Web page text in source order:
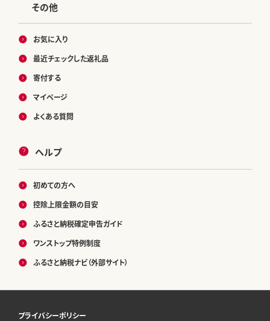
その他
お気に入り
最近チェックした返礼品
寄付する
マイページ
よくある質問
ヘルプ
初めての方へ
控除上限金額の目安
ふるさと納税確定申告ガイド
ワンストップ特例制度
ふるさと納税ナビ（外部サイト）
プライバシーポリシー